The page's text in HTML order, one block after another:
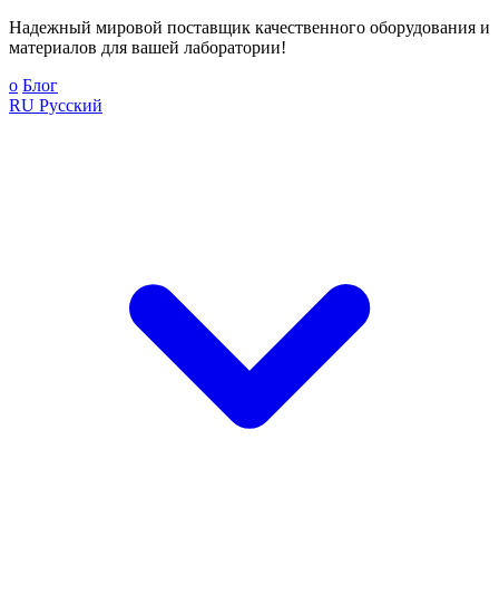
Надежный мировой поставщик качественного оборудования и
материалов для вашей лаборатории!
о Блог
RU Русский